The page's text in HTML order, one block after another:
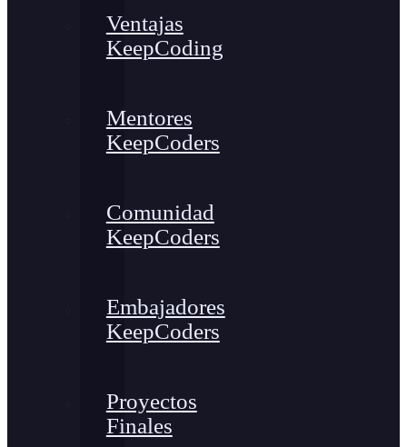
Ventajas
KeepCoding
Mentores
KeepCoders
Comunidad
KeepCoders
Embajadores
KeepCoders
Proyectos
Finales